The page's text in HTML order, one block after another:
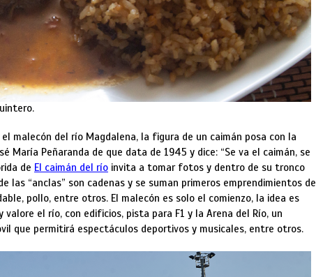
malecón del río Magdalena, la figura de un caimán posa con la
María Peñaranda de que data de 1945 y dice: “Se va el caimán, se
de El caimán del río invita a tomar fotos y dentro de su tronco
las “anclas” son cadenas y se suman primeros emprendimientos de
pollo, entre otros. El malecón es solo el comienzo, la idea es
el río, con edificios, pista para F1 y la Arena del Río, un
que permitirá espectáculos deportivos y musicales, entre otros.